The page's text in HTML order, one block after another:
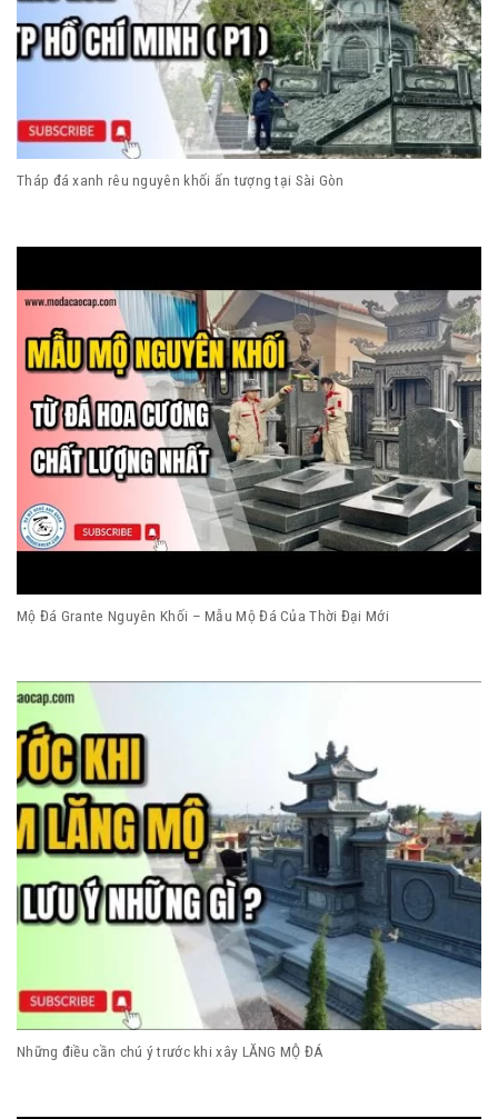
Tháp đá xanh rêu nguyên khối ấn tượng tại Sài Gòn
Mộ Đá Grante Nguyên Khối – Mẫu Mộ Đá Của Thời Đại Mới
Những điều cần chú ý trước khi xây LĂNG MỘ ĐÁ